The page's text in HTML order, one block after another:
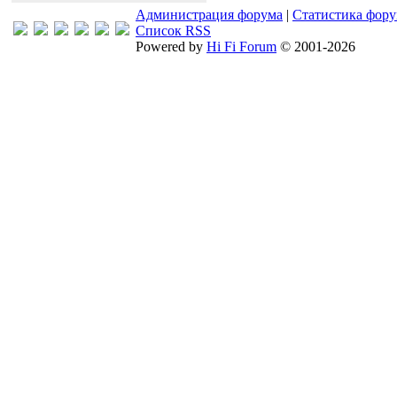
Администрация форума | Статистика
Список RSS
Powered by Hi Fi Forum © 2001-2026